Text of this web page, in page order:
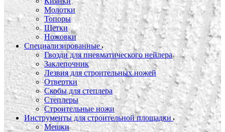
Молотки
Топоры
Щетки
Ножовки
Специализированные
Гвозди для пневматического нейлера
Заклепочник
Лезвия для строительных ножей
Отвертки
Скобы для степлера
Степлеры
Строительные ножи
Инструменты для строительной площадки
Мешки